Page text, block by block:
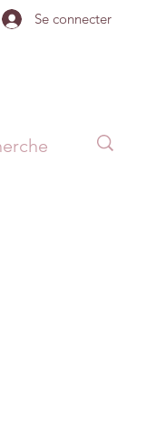
Se connecter